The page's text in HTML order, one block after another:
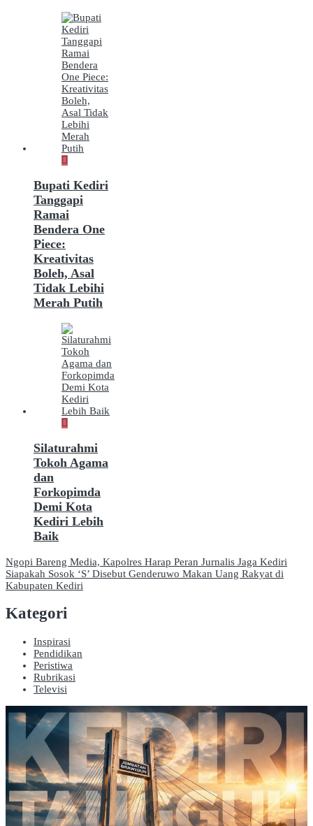
Bupati Kediri
Tanggapi
Ramai
Bendera One
Piece:
Kreativitas
Boleh, Asal
Tidak Lebihi
Merah Putih
Silaturahmi
Tokoh Agama
dan
Forkopimda
Demi Kota
Kediri Lebih
Baik
Navigasi
pos
Ngopi Bareng Media, Kapolres Harap Peran Jurnalis Jaga Kediri
Siapakah Sosok ‘S’ Disebut Genderuwo Makan Uang Rakyat di
Kabupaten Kediri
Kategori
Inspirasi
Pendidikan
Peristiwa
Rubrikasi
Televisi